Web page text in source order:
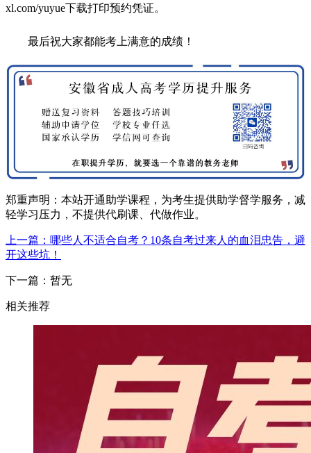
xl.com/yuyue下载打印预约凭证。
最后祝大家都能考上满意的成绩！
郑重声明：本站开通助学课程，为考生提供助学督学服务，减
轻学习压力，不提供代刷课、代做作业。
上一篇：哪些人不适合自考？10条自考过来人的血泪忠告，避
开这些坑！
下一篇：暂无
相关推荐